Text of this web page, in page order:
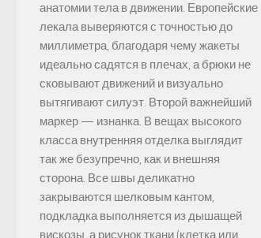
анатомии тела в движении. Европейские
лекала выверяются с точностью до
миллиметра, благодаря чему жакеты
идеально садятся в плечах, а брюки не
сковывают движений и визуально
вытягивают силуэт. Второй важнейший
маркер — изнанка. В вещах высокого
класса внутренняя отделка выглядит
так же безупречно, как и внешняя
сторона. Все швы деликатно
закрываются шелковым кантом,
подкладка выполняется из дышащей
вискозы, а рисунок ткани (клетка или